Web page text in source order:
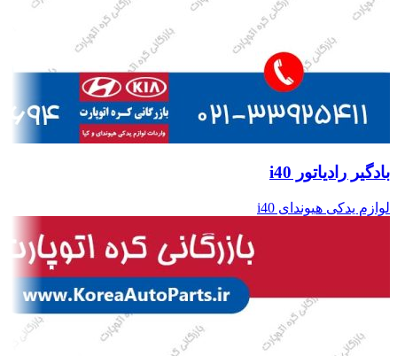
بادگیر رادیاتور i40
لوازم یدکی هیوندای i40